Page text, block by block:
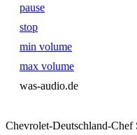
pause
stop
min volume
max volume
was-audio.de
Chevrolet-Deutschland-Chef